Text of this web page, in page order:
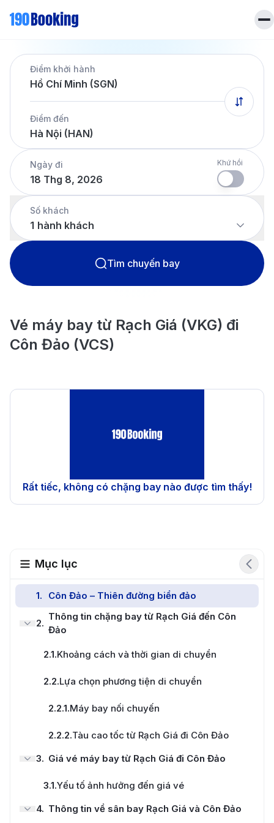
Trang chủ
Vé máy bay
Dịch vụ
Khách sạn
Tin tứcLiên hệ
Hotline
028 7303 6167
Tiếng Việt
Điểm khởi hành
Hồ Chí Minh (SGN)
Điểm đến
Hà Nội (HAN)
Ngày đi
18 Thg 8, 2026
Khứ hồi
Số khách
1 hành khách
Tìm chuyến bay
Vé máy bay từ Rạch Giá (VKG) đi
Côn Đảo (VCS)
Rất tiếc, không có chặng bay nào được tìm thấy!
Mục lục
1. Côn Đảo – Thiên đường biển đảo
2.
Thông tin chặng bay từ Rạch Giá đến Côn
Đảo
2.1.Khoảng cách và thời gian di chuyển
2.2.Lựa chọn phương tiện di chuyển
2.2.1.Máy bay nối chuyến
2.2.2.Tàu cao tốc từ Rạch Giá đi Côn Đảo
3. Giá vé máy bay từ Rạch Giá đi Côn Đảo
3.1.Yếu tố ảnh hưởng đến giá vé
4. Thông tin về sân bay Rạch Giá và Côn Đảo